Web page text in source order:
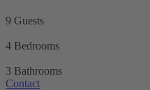
9 Guests
4 Bedrooms
3 Bathrooms
Contact